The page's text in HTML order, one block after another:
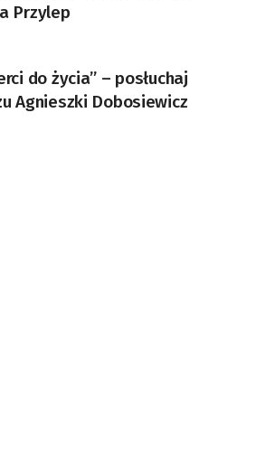
Przylep
do życia” – posłuchaj
Agnieszki Dobosiewicz